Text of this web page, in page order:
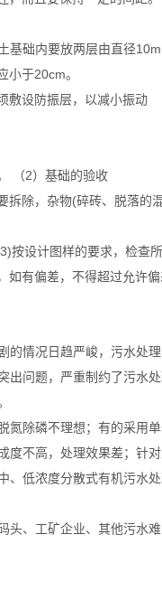
础内要放两层由直径
小于20cm。
须敷设防振层，以减小振
（2）基础的验收
除，杂物(碎砖、脱落的
设计图样的要求，检查
如有偏差，不得超过允许
情况日趋严峻，污水处
问题，严重制约了污水
除磷不理想；有的采用
不高，处理效果差；针对
低浓度分散式有机污水处
、工矿企业、其他污水